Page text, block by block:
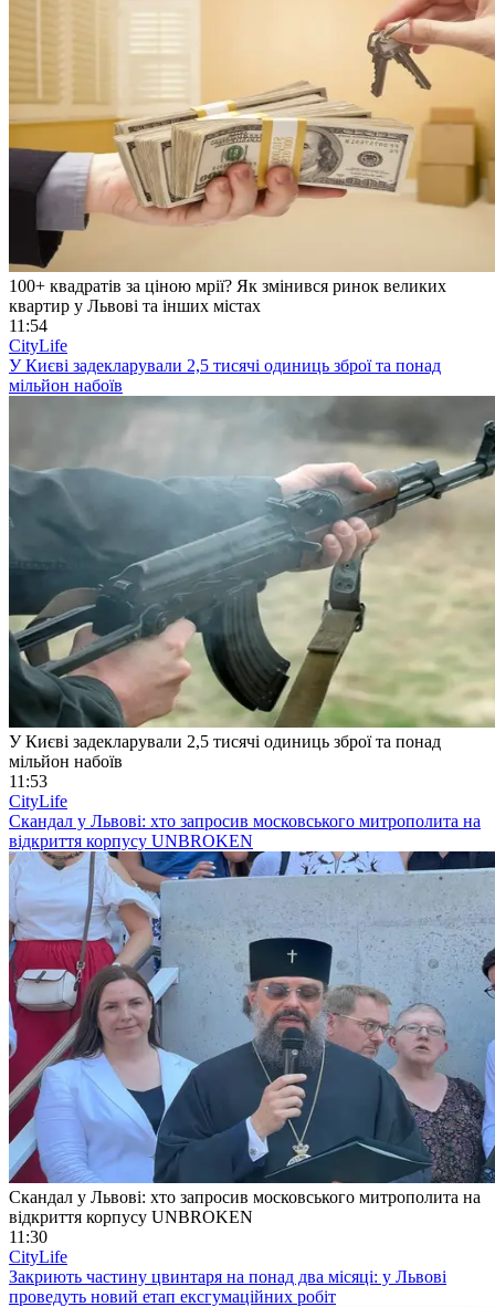
100+ квадратів за ціною мрії? Як змінився ринок великих
квартир у Львові та інших містах
11:54
CityLife
У Києві задекларували 2,5 тисячі одиниць зброї та понад
мільйон набоїв
У Києві задекларували 2,5 тисячі одиниць зброї та понад
мільйон набоїв
11:53
CityLife
Скандал у Львові: хто запросив московського митрополита на
відкриття корпусу UNBROKEN
Скандал у Львові: хто запросив московського митрополита на
відкриття корпусу UNBROKEN
11:30
CityLife
Закриють частину цвинтаря на понад два місяці: у Львові
проведуть новий етап ексгумаційних робіт